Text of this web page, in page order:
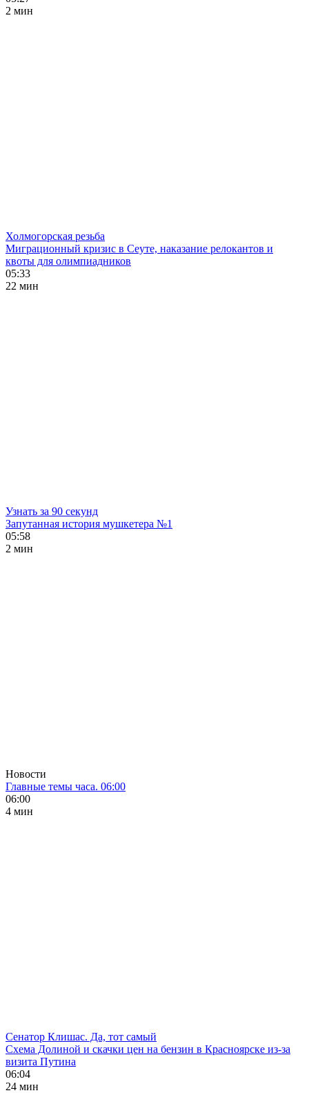
2 мин
Холмогорская резьба
Миграционный кризис в Сеуте, наказание релокантов и
квоты для олимпиадников
05:33
22 мин
Узнать за 90 секунд
Запутанная история мушкетера №1
05:58
2 мин
Новости
Главные темы часа. 06:00
06:00
4 мин
Сенатор Клишас. Да, тот самый
Схема Долиной и скачки цен на бензин в Красноярске из-за
визита Путина
06:04
24 мин